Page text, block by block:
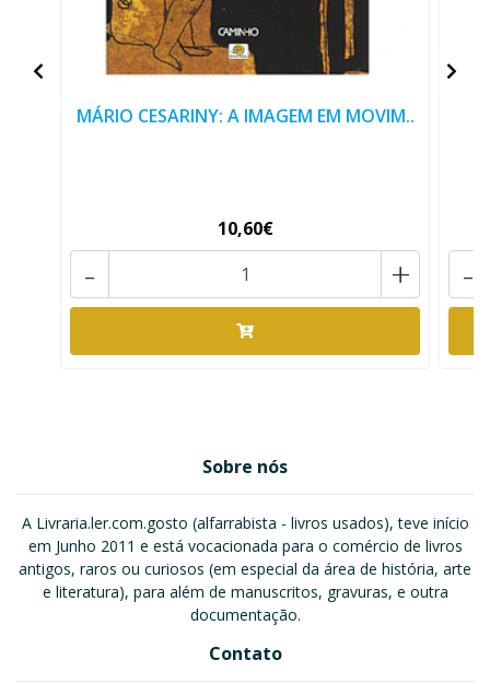
MÁRIO CESARINY: A IMAGEM EM MOVIM..
10,60€
+
- -
Sobre nós
A Livraria.ler.com.gosto (alfarrabista - livros usados), teve início
em Junho 2011 e está vocacionada para o comércio de livros
antigos, raros ou curiosos (em especial da área de história, arte
e literatura), para além de manuscritos, gravuras, e outra
documentação.
Contato